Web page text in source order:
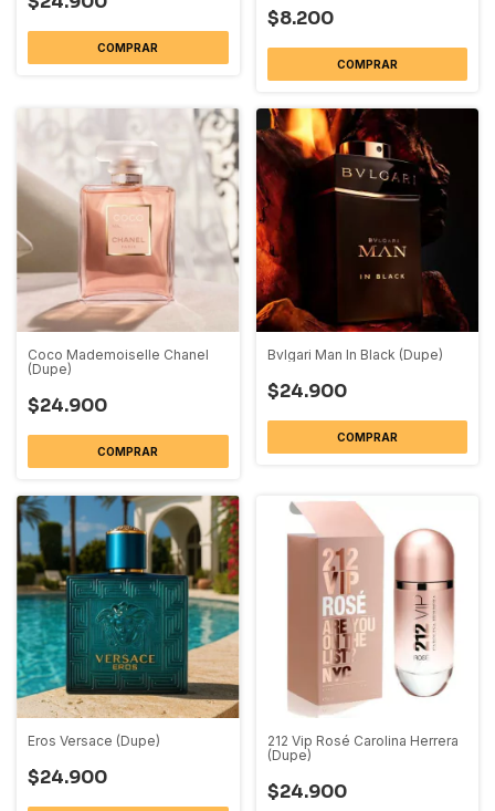
COMPRAR
$8.200
COMPRAR
Coco Mademoiselle Chanel
(Dupe)
$24.900
COMPRAR
Bvlgari Man In Black (Dupe)
$24.900
COMPRAR
Eros Versace (Dupe)
$24.900
212 Vip Rosé Carolina Herrera
(Dupe)
$24.900